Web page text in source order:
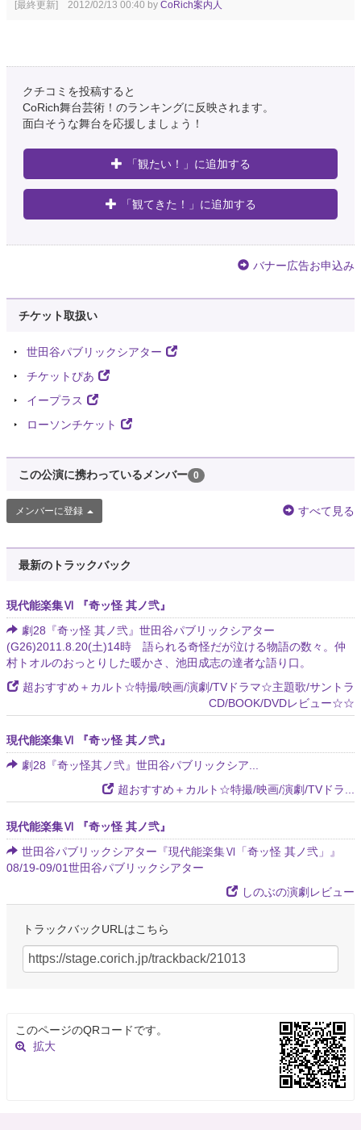
[最終更新] 2012/02/13 00:40 by CoRich案内人
クチコミを投稿すると
CoRich舞台芸術！のランキングに反映されます。
面白そうな舞台を応援しましょう！
「観たい！」に追加する
「観てきた！」に追加する
バナー広告お申込み
チケット取扱い
世田谷パブリックシアター
チケットぴあ
イープラス
ローソンチケット
この公演に携わっているメンバー 0
メンバーに登録 すべて見る
最新のトラックバック
現代能楽集Ⅵ 『奇ッ怪 其ノ弐』
劇28『奇ッ怪 其ノ弐』世田谷パブリックシアター
(G26)2011.8.20(土)14時 語られる奇怪だが泣ける物語の数々。仲
村トオルのおっとりした暖かさ、池田成志の達者な語り口。
超おすすめ＋カルト☆特撮/映画/演劇/TVドラマ☆主題歌/サントラ
CD/BOOK/DVDレビュー☆☆
現代能楽集Ⅵ 『奇ッ怪 其ノ弐』
劇28『奇ッ怪其ノ弐』世田谷パブリックシア...
超おすすめ＋カルト☆特撮/映画/演劇/TVドラ...
現代能楽集Ⅵ 『奇ッ怪 其ノ弐』
世田谷パブリックシアター『現代能楽集Ⅵ「奇ッ怪 其ノ弐」』
08/19-09/01世田谷パブリックシアター
しのぶの演劇レビュー
トラックバックURLはこちら
このページのQRコードです。
拡大